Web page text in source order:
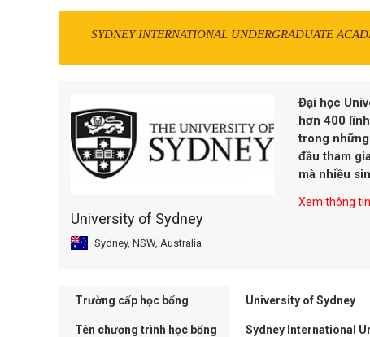
SYDNEY INTERNATIONAL UNDERGRADUATE
University of Sydney
Sydney, NSW, Australia
Đại học
hơn 400
trong
đầu tham
mà nhiều
Xem thông
Trường cấp học bổng University of Sydney
Tên chương trình học bổng Sydney International